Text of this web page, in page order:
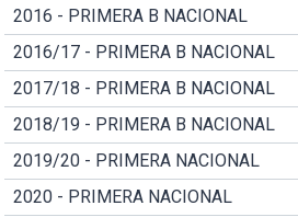
2016 - PRIMERA B NACIONAL
2016/17 - PRIMERA B NACIONAL
2017/18 - PRIMERA B NACIONAL
2018/19 - PRIMERA B NACIONAL
2019/20 - PRIMERA NACIONAL
2020 - PRIMERA NACIONAL